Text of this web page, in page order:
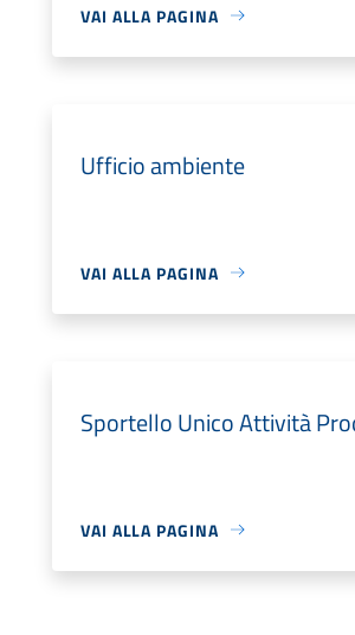
VAI ALLA PAGINA
Ufficio ambiente
VAI ALLA PAGINA
Sportello Unico Attività
VAI ALLA PAGINA